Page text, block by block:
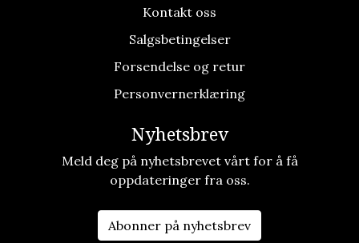
Kontakt oss
Salgsbetingelser
Forsendelse og retur
Personvernerklæring
Nyhetsbrev
Meld deg på nyhetsbrevet vårt for å få
oppdateringer fra oss.
Abonner på nyhetsbrev